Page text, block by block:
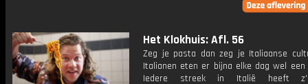
Het Klokhuis: Afl. 56
Zeg je pasta dan zeg je Italiaanse
Italianen eten er bijna elke dag wel een
Iedere streek in Italië heeft